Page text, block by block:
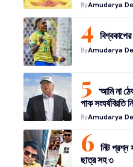
ByAmudarya
ByAmudarya
‘আমি না
পাক সংঘর্ষবিরতি
ByAmudarya
নিট প্রশ্ন
ছাত্র সহ ৩